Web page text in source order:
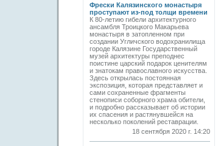
Фрески Калязинского монастыря
проступают из-под толщи времени
К 80-летию гибели архитектурного
ансамбля Троицкого Макарьева
монастыря в затопленном при
создании Угличского водохранилища
городе Калязине Государственный
музей архитектуры преподнес
поистине царский подарок ценителям
и знатокам православного искусства.
Здесь открылась постоянная
экспозиция, которая представляет и
сами сохраненные фрагменты
стенописи соборного храма обители,
и подробно рассказывает об истории
их спасения и растянувшейся на
несколько поколений реставрации.
18 сентября 2020 г. 14:20